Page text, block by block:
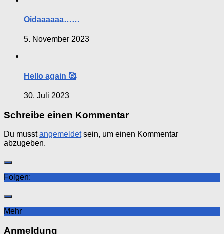
Oidaaaaaa……
5. November 2023
Hello again 🥰
30. Juli 2023
Schreibe einen Kommentar
Du musstangemeldetsein, um einen Kommentar
abzugeben.
Folgen:
Mehr
Anmeldung